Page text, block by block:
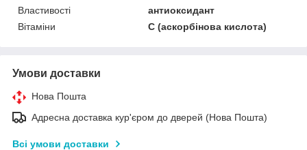
Властивості
антиоксидант
Вітаміни
С (аскорбінова кислота)
Умови доставки
Нова Пошта
Адресна доставка кур'єром до дверей (Нова Пошта)
Всі умови доставки